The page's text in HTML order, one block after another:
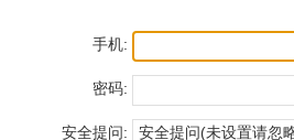
手机:
密码:
安全提问: